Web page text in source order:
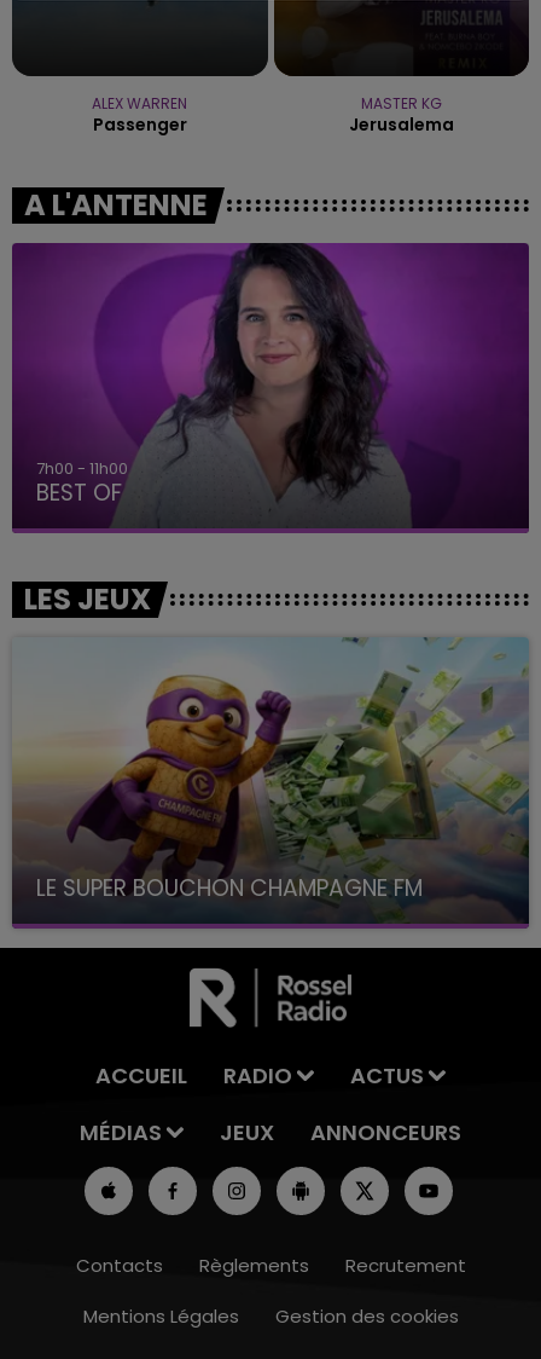
ALEX WARREN
Passenger
MASTER KG
Jerusalema
A L'ANTENNE
11h00 - 16h00
Le week-end Champagne FM
LES JEUX
LE SUPER BOUCHON CHAMPAGNE FM
avec La Famille Champagne FM, à 8H10
ACCUEIL RADIO
ACTUS
MÉDIAS
JEUX ANNONCEURS
Contacts Règlements
Recrutement
Mentions Légales
Gestion des cookies